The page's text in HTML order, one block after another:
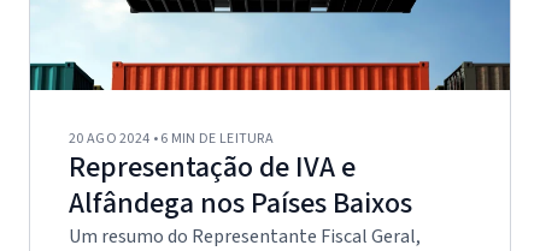
20 AGO 2024 • 6 MIN DE LEITURA
Representação de IVA e
Alfândega nos Países Baixos
Um resumo do Representante Fiscal Geral,